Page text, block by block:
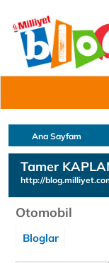
Ana Sayfam
Tamer
http://
Otomobil
Bloglar